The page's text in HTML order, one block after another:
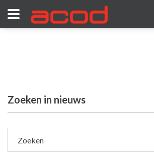
Zoeken in nieuws
Zoeken